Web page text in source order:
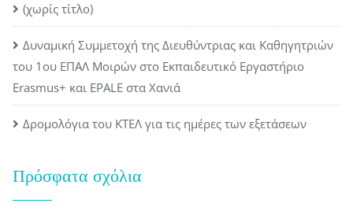
(χωρίς τίτλο)
Δυναμική Συμμετοχή της Διευθύντριας και Καθηγητριών
του 1ου ΕΠΑΛ Μοιρών στο Εκπαιδευτικό Εργαστήριο
Erasmus+ και EPALE στα Χανιά
Δρομολόγια του ΚΤΕΛ για τις ημέρες των εξετάσεων
Πρόσφατα σχόλια